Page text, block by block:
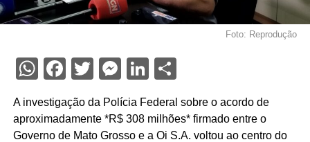
Foto: Reprodução
WhatsApp
Facebook
Twitter
Messenger
LinkedIn
Share
A investigação da Polícia Federal sobre o acordo de
aproximadamente *R$ 308 milhões* firmado entre o
Governo de Mato Grosso e a Oi S.A. voltou ao centro do